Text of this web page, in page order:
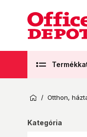
/ Otthon,
Kategória